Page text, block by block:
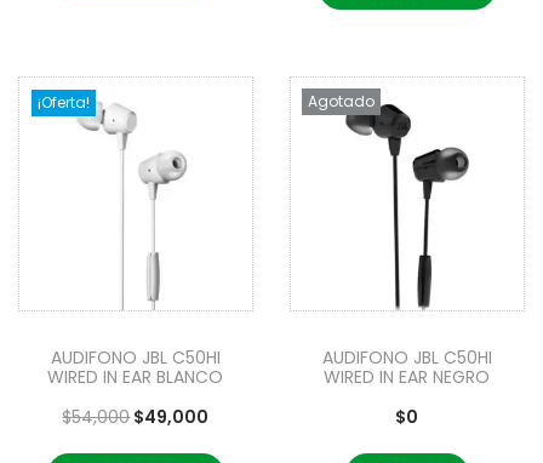
¡Oferta!
AUDIFONO JBL C50HI
WIRED IN EAR BLANCO
$54,000$49,000
Agotado
AUDIFONO JBL C50HI
WIRED IN EAR NEGRO
$0